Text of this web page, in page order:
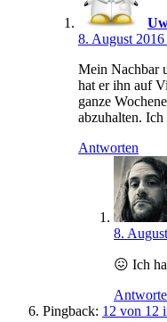
8. August
Mein Nachbar
hat er ihn auf
ganze
abzuhalten.
Antworten
8.
😖 Ich
Pingback: 12 von 12